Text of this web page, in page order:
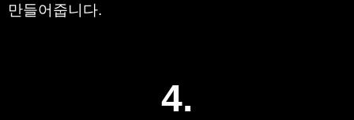
만들어줍니다.
4.